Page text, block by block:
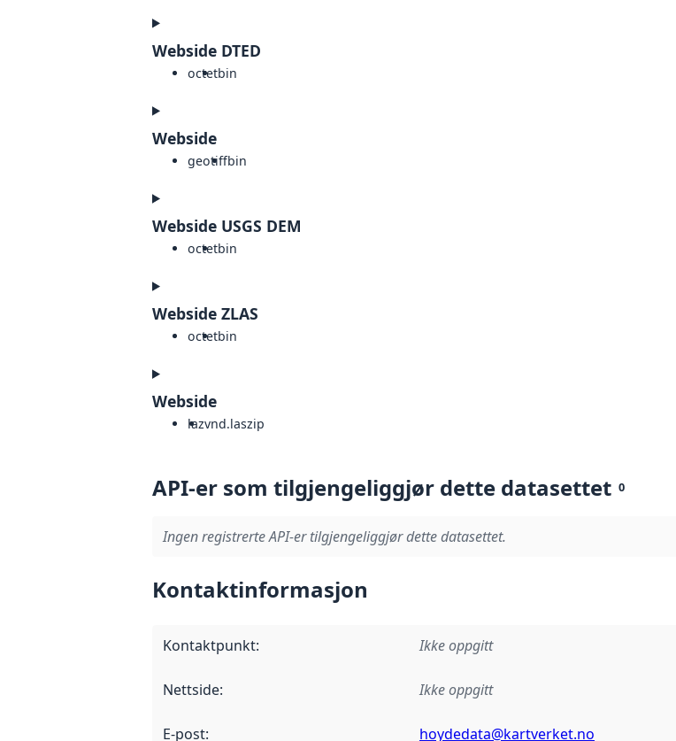
Webside DTED
octetbin
Webside
geotiffbin
Webside USGS DEM
octetbin
Webside ZLAS
octetbin
Webside
lazvnd.laszip
API-er som tilgjengeliggjør dette datasettet 0
Ingen registrerte API-er tilgjengeliggjør dette datasettet.
Kontaktinformasjon
Kontaktpunkt: Ikke oppgitt
Nettside: Ikke oppgitt
E-post: hoydedata@kartverket.no